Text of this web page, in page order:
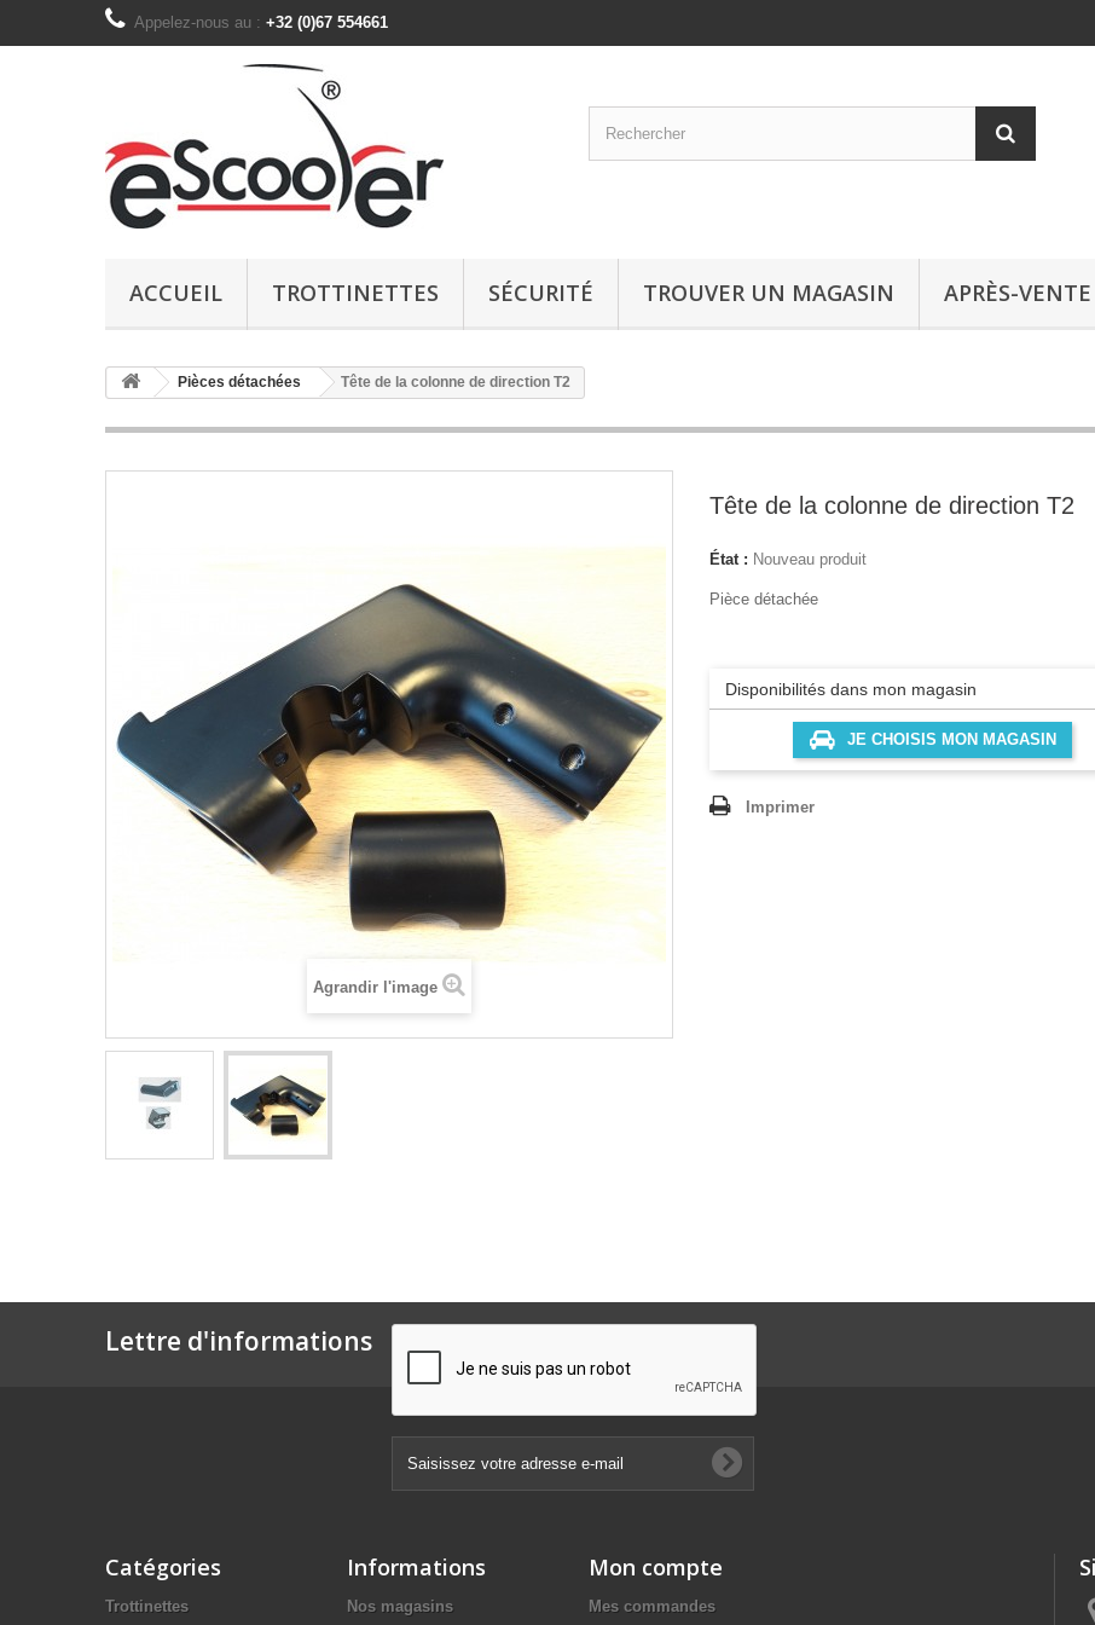
Appelez-nous au : +32 (0)67 554661
ACCUEIL TROTTINETTES SÉCURITÉ TROUVER UN MAGASIN APRÈS-VENTE
Pièces détachées Tête de la colonne de direction T2
Agrandir l'image
Tête de la colonne de direction T2
État : Nouveau produit
Pièce détachée
Disponibilités dans mon magasin
JE CHOISIS MON MAGASIN
Imprimer
Lettre d'informations
Catégories
Trottinettes
Informations
Nos magasins
Mon compte
Mes commandes